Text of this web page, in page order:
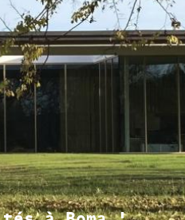
place, emprunter
S'inscrire à la
Accès / horaires /
Règlement intérieur
Réserver une salle
Bénévolat et
Le réseau des
Guichet éducation